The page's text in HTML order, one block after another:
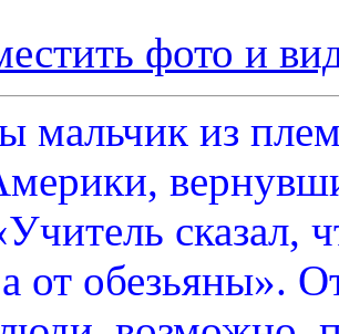
фото и
мальчик из
сказал,
от обезьяны».